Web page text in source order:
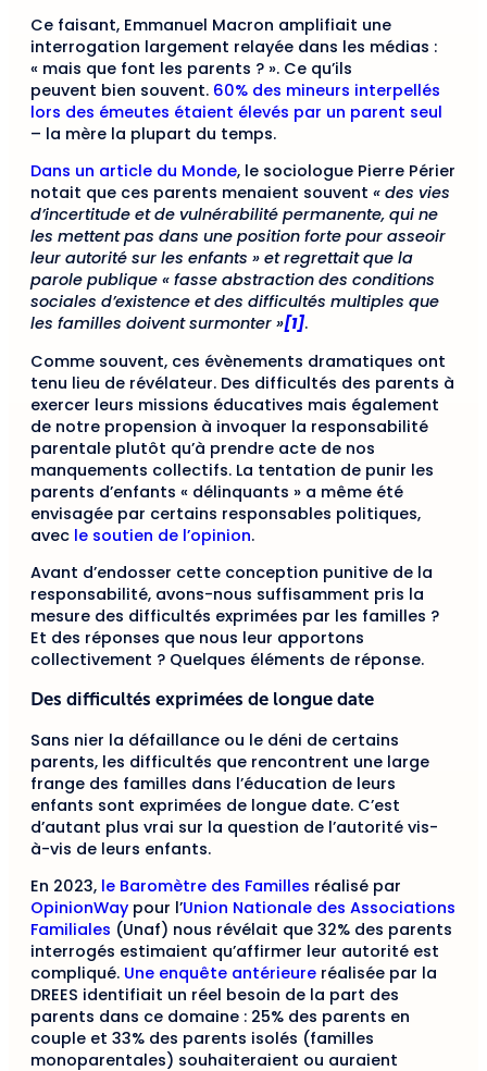
Ce faisant, Emmanuel Macron amplifiait une
interrogation largement relayée dans les médias :
« mais que font les parents ? ». Ce qu’ils
peuvent bien souvent. 60% des mineurs interpellés
lors des émeutes étaient élevés par un parent seul
– la mère la plupart du temps.
Dans un article du Monde, le sociologue Pierre Périer
notait que ces parents menaient souvent « des vies
d’incertitude et de vulnérabilité permanente, qui ne
les mettent pas dans une position forte pour asseoir
leur autorité sur les enfants » et regrettait que la
parole publique « fasse abstraction des conditions
sociales d’existence et des difficultés multiples que
les familles doivent surmonter »[1].
Comme souvent, ces évènements dramatiques ont
tenu lieu de révélateur. Des difficultés des parents à
exercer leurs missions éducatives mais également
de notre propension à invoquer la responsabilité
parentale plutôt qu’à prendre acte de nos
manquements collectifs. La tentation de punir les
parents d’enfants « délinquants » a même été
envisagée par certains responsables politiques,
avec le soutien de l’opinion.
Avant d’endosser cette conception punitive de la
responsabilité, avons-nous suffisamment pris la
mesure des difficultés exprimées par les familles ?
Et des réponses que nous leur apportons
collectivement ? Quelques éléments de réponse.
Des difficultés exprimées de longue date
Sans nier la défaillance ou le déni de certains
parents, les difficultés que rencontrent une large
frange des familles dans l’éducation de leurs
enfants sont exprimées de longue date. C’est
d’autant plus vrai sur la question de l’autorité vis-
à-vis de leurs enfants.
En 2023, le Baromètre des Familles réalisé par
OpinionWay pour l’Union Nationale des Associations
Familiales (Unaf) nous révélait que 32% des parents
interrogés estimaient qu’affirmer leur autorité est
compliqué. Une enquête antérieure réalisée par la
DREES identifiait un réel besoin de la part des
parents dans ce domaine : 25% des parents en
couple et 33% des parents isolés (familles
monoparentales) souhaiteraient ou auraient